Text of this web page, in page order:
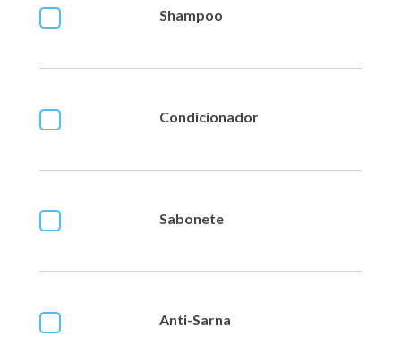
Shampoo
Condicionador
Sabonete
Anti-Sarna